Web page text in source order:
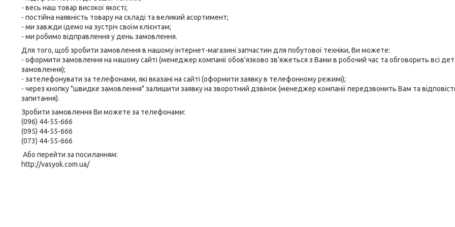
- весь наш товар високої якості;
- постійна наявність товару на складі та великий асортимент;
- ми завжди ідемо на зустріч своїм клієнтам;
- ми робимо відправлення у день замовлення.
Для того, щоб зробити замовлення в нашому інтернет-магазині запчастин для побутової техніки, Ви можете:
- оформити замовлення на нашому сайті (менеджер компанії обов'язково зв'яжеться з Вами в робочий час та обговорить всі
замовлення);
- зателефонувати за телефонами, які вказані на сайті (оформити заявку в телефонному режимі);
- через кнопку "швидке замовлення" залишити заявку на зворотний дзвінок (менеджер компанії передзвонить Вам та
запитання).
Зробити замовлення Ви можете за телефонами:
(096) 44-55-666
(095) 44-55-666
(073) 44-55-666
Або перейти за посиланням:
http://vasyok.com.ua/